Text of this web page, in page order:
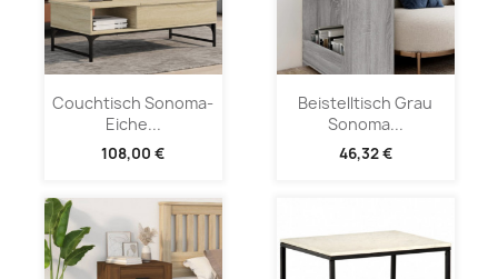
Couchtisch Sonoma-
Eiche...
108,00 €
Beistelltisch Grau
Sonoma...
46,32 €